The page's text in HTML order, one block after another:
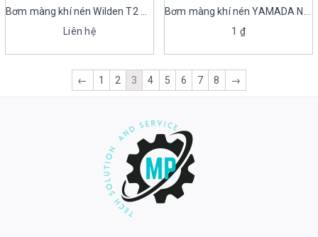
Liên hệ
1 ₫
← 1 2 3 4 5 6 7 8 →